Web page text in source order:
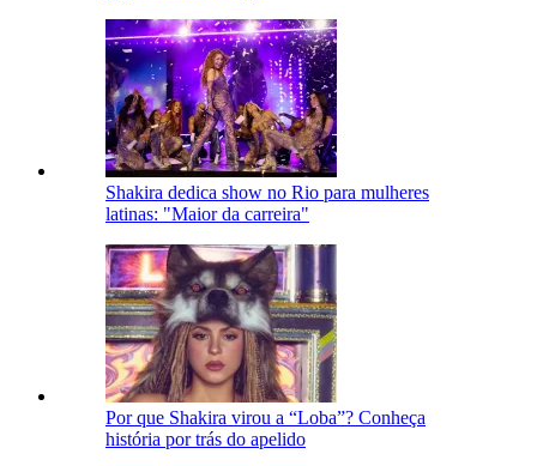
Shakira dedica show no Rio para mulheres
latinas: "Maior da carreira"
Por que Shakira virou a “Loba”? Conheça
história por trás do apelido